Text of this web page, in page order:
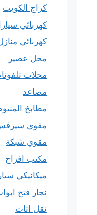
كراج الكويت
كهربائي
كهربائي
محل عصير
محلات
مصاعد
مطابخ
مقوي
مقوي شبكة
مكتب افراح
ميكانيكي
نجار فتح
نقل اثاث